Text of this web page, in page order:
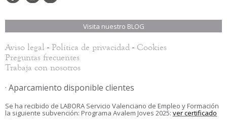
Visita nuestro BLOG
Aviso legal - Política de privacidad - Cookies
Preguntas frecuentes
Trabaja con nosotros
· Aparcamiento disponible clientes
Se ha recibido de LABORA Servicio Valenciano de Empleo y Formación
la siguiente subvención: Programa Avalem Joves 2025: ver certificado